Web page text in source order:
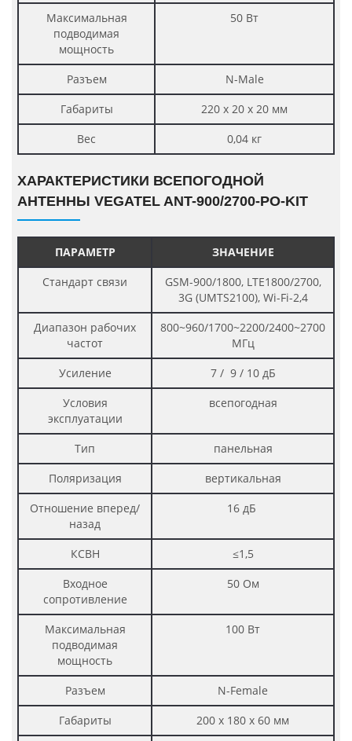
Максимальная
подводимая
мощность
50 Вт
Разъем
N-Male
Габариты
220 х 20 х 20 мм
Вес
0,04 кг
ХАРАКТЕРИСТИКИ ВСЕПОГОДНОЙ
АНТЕННЫ VEGATEL ANT-900/2700-PO-KIT
ПАРАМЕТР
ЗНАЧЕНИЕ
Стандарт связи
GSM-900/1800, LTE1800/2700,
3G (UMTS2100), Wi-Fi-2,4
Диапазон рабочих
частот
800~960/1700~2200/2400~2700
МГц
Усиление
7 / 9 / 10 дБ
Условия
эксплуатации
всепогодная
Тип
панельная
Поляризация
вертикальная
Отношение вперед/
назад
16 дБ
КСВН
≤1,5
Входное
сопротивление
50 Ом
Максимальная
подводимая
мощность
100 Вт
Разъем
N-Female
Габариты
200 х 180 х 60 мм